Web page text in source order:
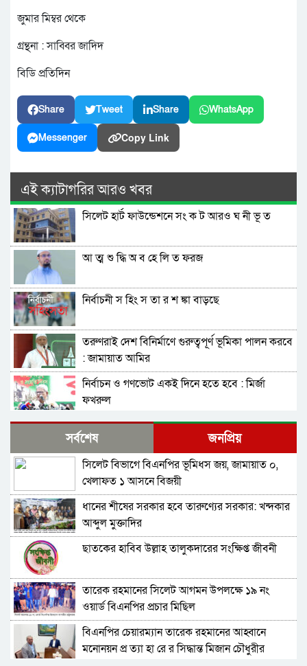
জুমার মিম্বর থেকে
গ্রন্থনা : সাব্বির জাদিদ
বিডি প্রতিদিন
Share Tweet Share WhatsApp
Messenger Copy Link
এই ক্যাটাগরির আরও খবর
সিলেট হার্ট ফাউন্ডেশনে সং ক ট আরও ঘ নী ভূ ত
আ ত্ম শু দ্ধি অ ব হে লি ত ফরজ
নির্বাচনী স হিং স তা র শ ঙ্কা বাড়ছে
তরুণরাই দেশ বিনির্মাণে গুরুত্বপূর্ণ ভূমিকা পালন করবে
: জামায়াত আমির
নির্বাচন ও গণভোট একই দিনে হতে হবে : মির্জা
ফখরুল
নির্বাচন বিরোধীদের ৭ নভেম্বরের চেতনায় পরাজিত
করতে হবে : আমীর খসরু
জামায়াতের আলোচনার প্রস্তাব, যা বললেন বিএনপির
মহাসচিব
সুনামগঞ্জ-১ : ‘চূড়ান্ত মনোনয়ন আমিই পাবো’-
কামরুজ্জামান কামরুল
সাবাস এসএমপির পুলিশ কমিশনার : কালিঘাটে জ ব্দ
জেলা প্রশাসক মহোদয় আপনার ঘুম ভাঙ্গবে কখন!
সিলেটের কোম্পানীগঞ্জে থামছে না পাথর লুট, শাহ
আরেফিন টিলার ৮৫ শতাংশ পাথর উধাও
বাপের বেটা মুক্তাদির! লোক দেখানো ! হাতে হাত
রাখলেন আরিফ-মুক্তাদির
সর্বশেষ জনপ্রিয়
সিলেট বিভাগে বিএনপির ভূমিধস জয়, জামায়াত ০,
খেলাফত ১ আসনে বিজয়ী
ধানের শীষের সরকার হবে তারুণ্যের সরকার: খন্দকার
আব্দুল মুক্তাদির
ছাতকের হাবিব উল্লাহ তালুকদারের সংক্ষিপ্ত জীবনী
তারেক রহমানের সিলেট আগমন উপলক্ষে ১৯ নং
ওয়ার্ড বিএনপির প্রচার মিছিল
বিএনপির চেয়ারম্যান তারেক রহমানের আহ্বানে
মনোনয়ন প্র ত্যা হা রে র সিদ্ধান্ত মিজান চৌধুরীর